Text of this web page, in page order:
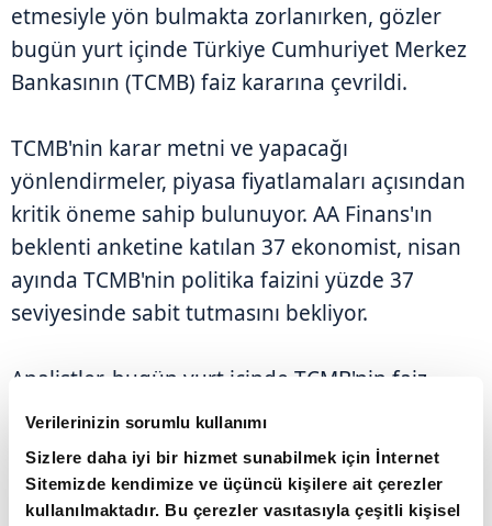
Verilerinizin sorumlu kullanımı
Sizlere daha iyi bir hizmet sunabilmek için İnternet
Sitemizde kendimize ve üçüncü kişilere ait çerezler
kullanılmaktadır. Bu çerezler vasıtasıyla çeşitli kişisel
etmesiyle yön bulmakta zorlanırken, gözler
bugün yurt içinde Türkiye Cumhuriyet Merkez
Bankasının (TCMB) faiz kararına çevrildi.
TCMB'nin karar metni ve yapacağı
yönlendirmeler, piyasa fiyatlamaları açısından
kritik öneme sahip bulunuyor. AA Finans'ın
beklenti anketine katılan 37 ekonomist, nisan
ayında TCMB'nin politika faizini yüzde 37
seviyesinde sabit tutmasını bekliyor.
Analistler, bugün yurt içinde TCMB'nin faiz
kararı ve finansal hizmetler güven endeksi,
yurt dışında ise Avro Bölgesi'nde tüketici güven
endeksi ve Avrupa Merkez Bankası (ECB)
Başkanı Christine Lagarde'ın konuşması başta